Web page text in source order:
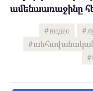
ամենաառաջինը
видео